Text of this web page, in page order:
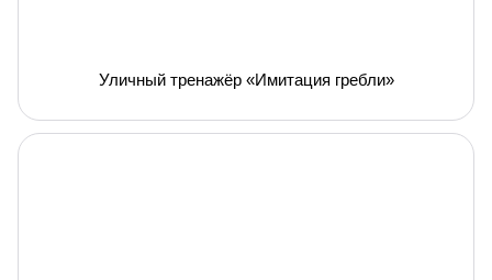
Уличный тренажёр «Имитация гребли»